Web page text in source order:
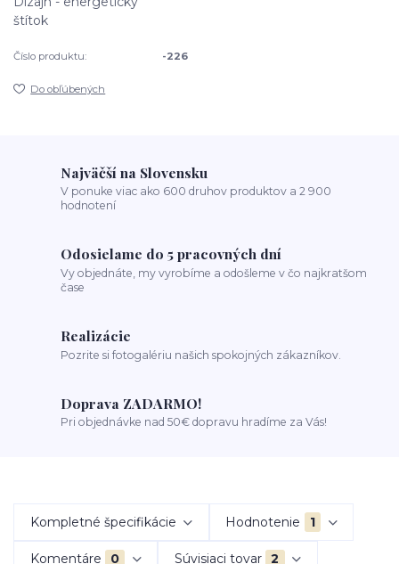
Číslo produktu: -226
Do obľúbených
Najväčší na Slovensku
V ponuke viac ako 600 druhov produktov a 2 900
hodnotení
Odosielame do 5 pracovných dní
Vy objednáte, my vyrobíme a odošleme v čo najkratšom
čase
Realizácie
Pozrite si fotogalériu našich spokojných zákazníkov.
Doprava ZADARMO!
Pri objednávke nad 50€ dopravu hradíme za Vás!
Kompletné špecifikácie Hodnotenie 1
Komentáre 0 Súvisiaci tovar 2